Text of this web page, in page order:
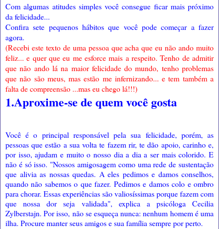
Com algumas atitudes simples você consegue ficar mais próximo
da felicidade...
Confira sete pequenos hábitos que você pode começar a fazer
agora.
(Recebi este texto de uma pessoa que acha que eu não ando muito
feliz... e quer que eu me esforce mais a respeito. Tenho de admitir
que não ando lá na maior felicidade do mundo, tenho problemas
que não são meus, mas estão me infernizando... e tem também a
falta de compreensão ...mas eu chego lá!!!)
1.Aproxime-se de quem você gosta
Você é o principal responsável pela sua felicidade, porém, as
pessoas que estão a sua volta te fazem rir, te dão apoio, carinho e,
por isso, ajudam e muito o nosso dia a dia a ser mais colorido. E
não é só isso. "Nossos amigosagem como uma rede de sustentação
que alivia as nossas quedas. A eles pedimos e damos conselhos,
quando não sabemos o que fazer. Pedimos e damos colo e ombro
para chorar. Essas experiências são valiosíssimas porque fazem com
que nossa dor seja validada", explica a psicóloga Cecilia
Zylberstajn. Por isso, não se esqueça nunca: nenhum homem é uma
ilha. Procure manter seus amigos e sua família sempre por perto.